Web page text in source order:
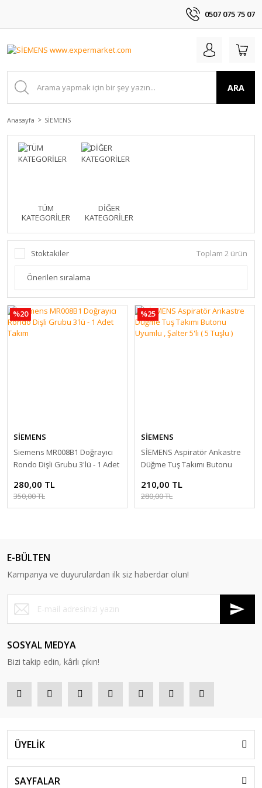
0507 075 75 07
ARA
Anasayfa SİEMENS
TÜM
KATEGORİLER
DİĞER
KATEGORİLER
Stoktakiler Toplam 2 ürün
%20
SİEMENS
Siemens MR008B1 Doğrayıcı
Rondo Dişli Grubu 3'lü - 1 Adet
280,00 TL
350,00 TL
%25
SİEMENS
SİEMENS Aspiratör Ankastre
Düğme Tuş Takımı Butonu
210,00 TL
280,00 TL
E-BÜLTEN
Kampanya ve duyurulardan ilk siz haberdar olun!
SOSYAL MEDYA
Bizi takip edin, kârlı çıkın!
ÜYELİK
SAYFALAR